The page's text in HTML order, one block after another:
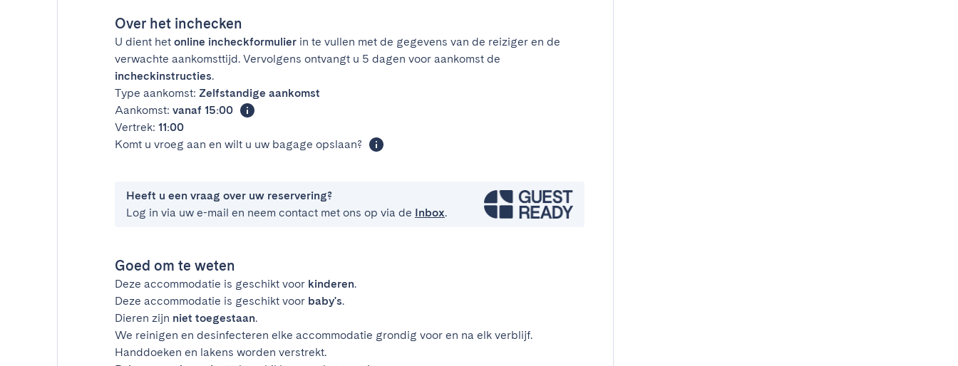
Over het inchecken
U dient het online incheckformulier in te vullen met de gegevens van de reiziger en de
verwachte aankomsttijd. Vervolgens ontvangt u 5 dagen voor aankomst de
incheckinstructies.
Type aankomst: Zelfstandige aankomst
Aankomst: vanaf 15:00
Vertrek: 11:00
Komt u vroeg aan en wilt u uw bagage opslaan?
Heeft u een vraag over uw reservering?
Log in via uw e-mail en neem contact met ons op via de Inbox.
Goed om te weten
Deze accommodatie is geschikt voor kinderen.
Deze accommodatie is geschikt voor baby's.
Dieren zijn niet toegestaan.
We reinigen en desinfecteren elke accommodatie grondig voor en na elk verblijf.
Handdoeken en lakens worden verstrekt.